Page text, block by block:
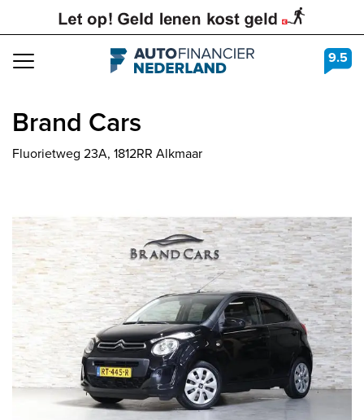
Navigation 9.5
Brand Cars
Fluorietweg 23A, 1812RR Alkmaar